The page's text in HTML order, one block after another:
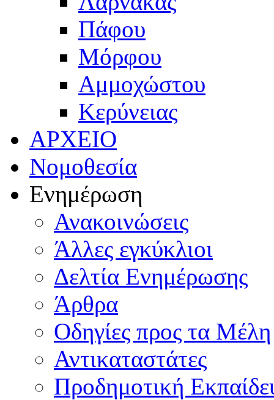
Πάφου
Μόρφου
Αμμοχώστου
Κερύνειας
ΑΡΧΕΙΟ
Νομοθεσία
Ενημέρωση
Ανακοινώσεις
Άλλες εγκύκλιοι
Δελτία Ενημέρωσης
Άρθρα
Οδηγίες προς τα Μέλη
Αντικαταστάτες
Προδημοτική